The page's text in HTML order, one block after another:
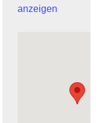
anzeigen